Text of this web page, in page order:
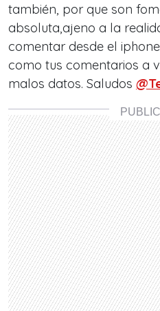
también, por que son
absoluta,ajeno a la
comentar desde el
como tus comentarios a
malos datos. Saludos